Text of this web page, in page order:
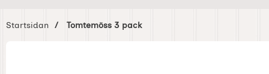
Startsidan Tomtemöss 3 pack